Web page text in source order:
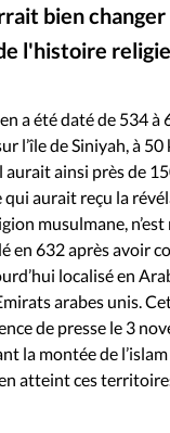
Laicité
Liberté
bien changer
l'histoire
a été effectué à 50
a été daté de 534 à
l’île de Siniyah, à
ainsi près de
aurait reçu la
musulmane, n’est
en 632 après avoir
localisé en
arabes unis.
de presse le 3
la montée de
atteint ces